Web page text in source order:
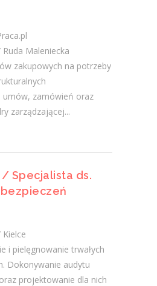
Maleniecka
zakupowych na potrzeby
umów, zamówień oraz
zarządzającej...
Specjalista ds.
i pielęgnowanie trwałych
Dokonywanie audytu
projektowanie dla nich